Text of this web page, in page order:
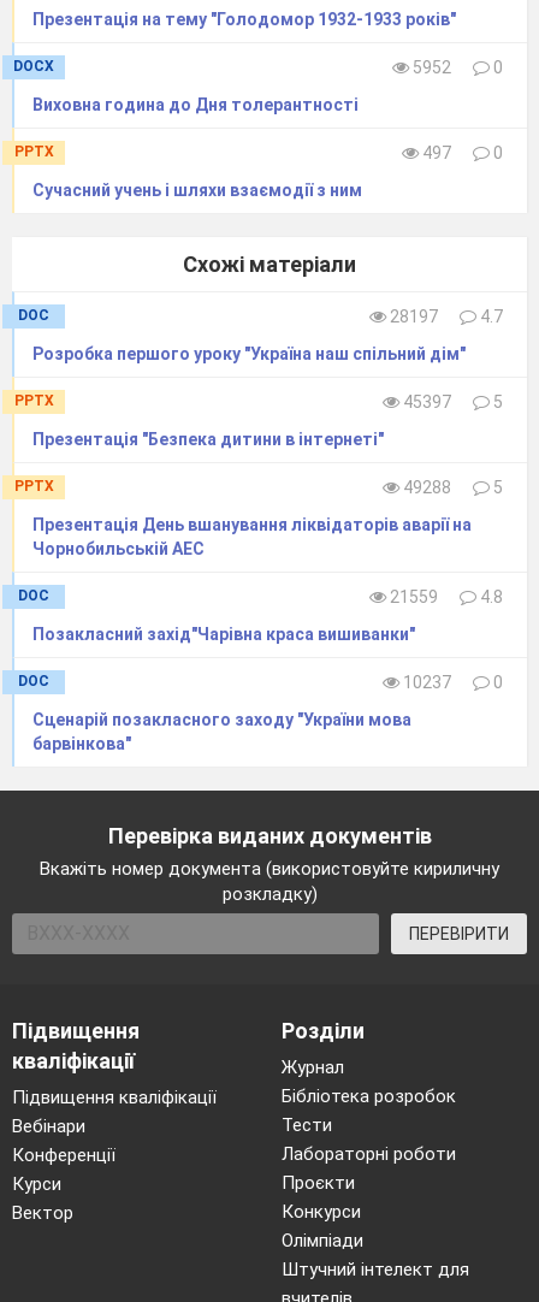
Презентація на тему "Голодомор 1932-1933 років"
DOCX 5952
0
Виховна година до Дня толерантності
PPTX 497
0
Сучасний учень і шляхи взаємодії з ним
Схожі матеріали
DOC 28197
4.7
Розробка першого уроку "Україна наш спільний дім"
PPTX 45397
5
Презентація "Безпека дитини в інтернеті"
PPTX 49288
5
Презентація День вшанування ліквідаторів аварії на
Чорнобильській АЕС
DOC 21559
4.8
Позакласний захід"Чарівна краса вишиванки"
DOC 10237
0
Сценарій позакласного заходу "України мова
барвінкова"
Перевірка виданих документів
Вкажіть номер документа (використовуйте кириличну
розкладку)
ПЕРЕВІРИТИ
Підвищення
кваліфікації
Підвищення кваліфікації
Вебінари
Конференції
Курси
Вектор
Розділи
Журнал
Бібліотека розробок
Тести
Лабораторні роботи
Проєкти
Конкурси
Олімпіади
Штучний інтелект для